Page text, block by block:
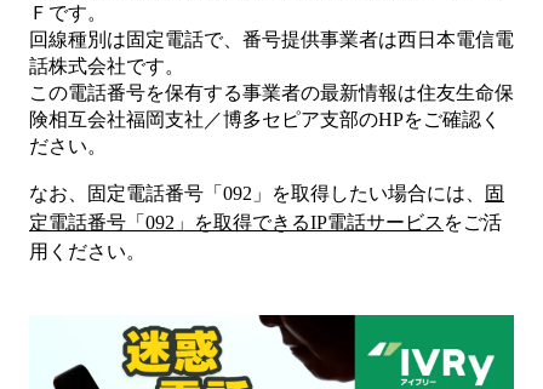
Ｆ です。
回線種別は固定電話で、番号提供事業者は西日本電信電
話株式会社です。
この電話番号を保有する事業者の最新情報は住友生命保
険相互会社福岡支社／博多セピア支部のHPをご確認く
ださい。
なお、固定電話番号「 092 」を取得したい場合には、
固
定電話番号「 092 」を取得できるIP電話サービス をご活
用ください。